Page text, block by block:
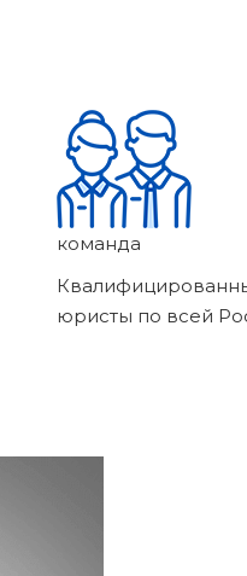
команда
юристы по всей